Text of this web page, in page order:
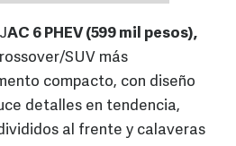
AC 6 PHEV (599 mil pesos),
SUV más
compacto, con diseño
detalles en tendencia,
al frente y calaveras